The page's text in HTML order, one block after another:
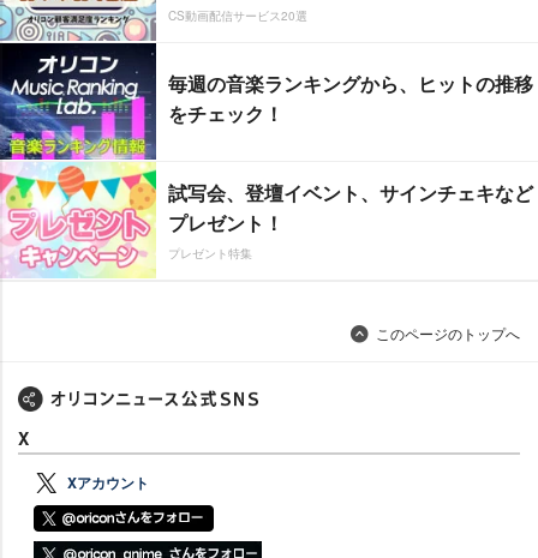
CS動画配信サービス20選
毎週の音楽ランキングから、ヒットの推移
をチェック！
試写会、登壇イベント、サインチェキなど
プレゼント！
プレゼント特集
このページのトップへ
X
Xアカウント